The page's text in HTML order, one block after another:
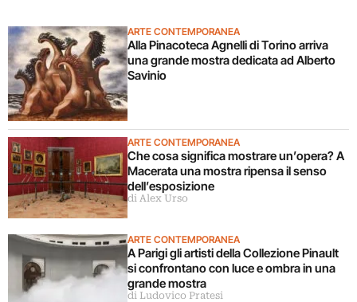
ARTE CONTEMPORANEA
Alla Pinacoteca Agnelli di Torino arriva
una grande mostra dedicata ad Alberto
Savinio
ARTE CONTEMPORANEA
Che cosa significa mostrare un’opera? A
Macerata una mostra ripensa il senso
dell’esposizione
di Alex Urso
ARTE CONTEMPORANEA
A Parigi gli artisti della Collezione Pinault
si confrontano con luce e ombra in una
grande mostra
di Ludovico Pratesi